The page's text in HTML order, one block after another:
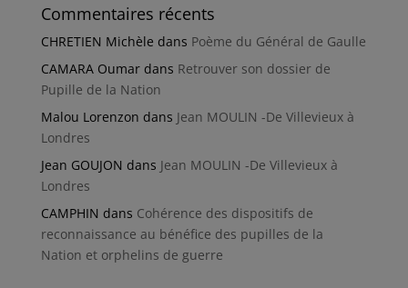
Commentaires récents
CHRETIEN Michèle dans Poème du Général de Gaulle
CAMARA Oumardans Retrouver son dossier de
Pupille de la Nation
Malou Lorenzon dans Jean MOULIN -De Villevieux à
Londres
Jean GOUJON dans Jean MOULIN -De Villevieux à
Londres
CAMPHIN dans Cohérence des dispositifs de
reconnaissance au bénéfice des pupilles de la
Nation et orphelins de guerre